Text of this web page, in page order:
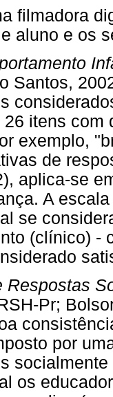
filmadora
aluno e os
Santos,
itens
exemplo,
de
aplica-se
A
se
(clínico) -
Respostas
Pr;
por
os